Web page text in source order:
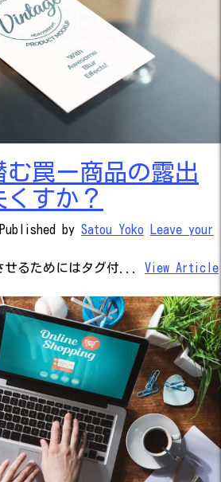
む罠ー商品の露出
すか？
Published by Satou Yoko
Leave your
せるためにはタグ付... View Article